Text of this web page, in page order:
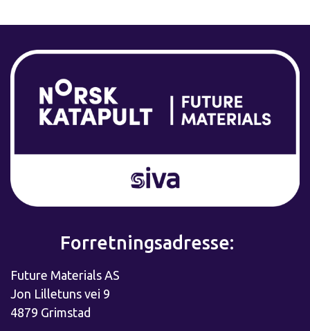
Forretningsadresse:
Future Materials AS
Jon Lilletuns vei 9
4879 Grimstad